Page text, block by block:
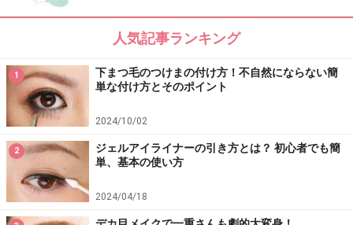
人気記事ランキング
1
下まつ毛のつけまの付け方！不自然にならない簡
単な付け方とそのポイント
2024/10/02
2
ジェルアイライナーの引き方とは？ 初心者でも簡
単、基本の使い方
2024/04/18